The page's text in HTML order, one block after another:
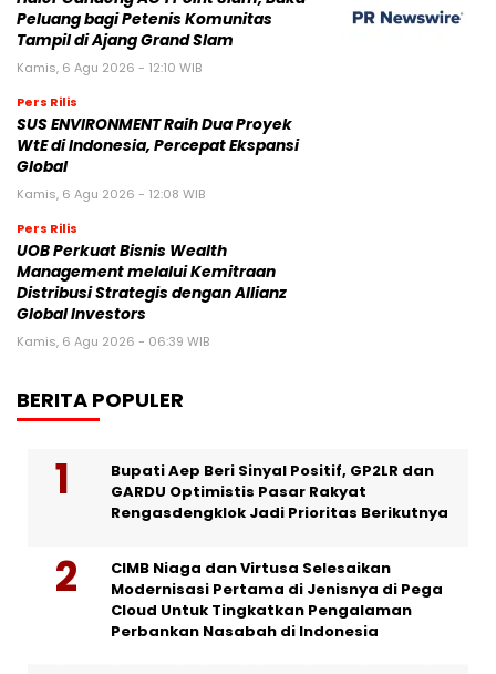
Peluang bagi Petenis Komunitas
Tampil di Ajang Grand Slam
Kamis, 6 Agu 2026 - 12:10 WIB
Pers Rilis
SUS ENVIRONMENT Raih Dua Proyek
WtE di Indonesia, Percepat Ekspansi
Global
Kamis, 6 Agu 2026 - 12:08 WIB
Pers Rilis
UOB Perkuat Bisnis Wealth
Management melalui Kemitraan
Distribusi Strategis dengan Allianz
Global Investors
Kamis, 6 Agu 2026 - 06:39 WIB
BERITA POPULER
Bupati Aep Beri Sinyal Positif, GP2LR dan
GARDU Optimistis Pasar Rakyat
Rengasdengklok Jadi Prioritas Berikutnya
CIMB Niaga dan Virtusa Selesaikan
Modernisasi Pertama di Jenisnya di Pega
Cloud Untuk Tingkatkan Pengalaman
Perbankan Nasabah di Indonesia